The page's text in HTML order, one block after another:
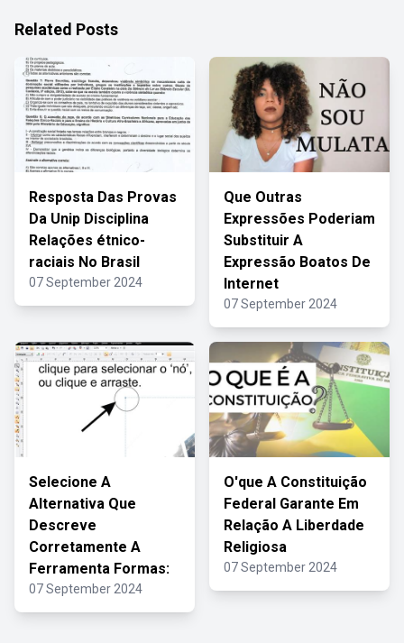
Related Posts
Resposta Das Provas
Da Unip Disciplina
Relações étnico-
raciais No Brasil
07 September 2024
Que Outras
Expressões Poderiam
Substituir A
Expressão Boatos De
Internet
07 September 2024
Selecione A
Alternativa Que
Descreve
Corretamente A
Ferramenta Formas:
07 September 2024
O'que A Constituição
Federal Garante Em
Relação A Liberdade
Religiosa
07 September 2024